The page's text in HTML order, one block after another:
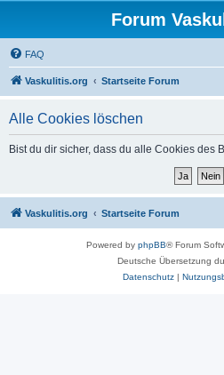
Forum
FAQ
Vaskulitis.org Startseite Forum
Alle Cookies löschen
Bist du dir sicher, dass du alle Cookies des
Vaskulitis.org Startseite Forum
Powered by phpBB® Forum
Deutsche Übersetzung
Datenschutz|